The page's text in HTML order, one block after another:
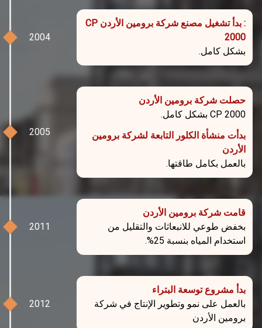
: بدأ تشغيل مصنع شركة برومين الأردن CP
2000
بشكل كامل.
حصلت شركة برومين الأردن
CP 2000 بشكل كامل.
بدأت منشأة الكلور التابعة لشركة برومين
الأردن
بالعمل بكامل طاقتها.
قامت شركة برومين الأردن
بخفض طوعي للانبعاثات والتقليل من
استخدام المياه بنسبة 25%.
بدأ مشروع توسعة البتراء
بالعمل على نمو وتطوير الإنتاج في شركة
برومين الأردن